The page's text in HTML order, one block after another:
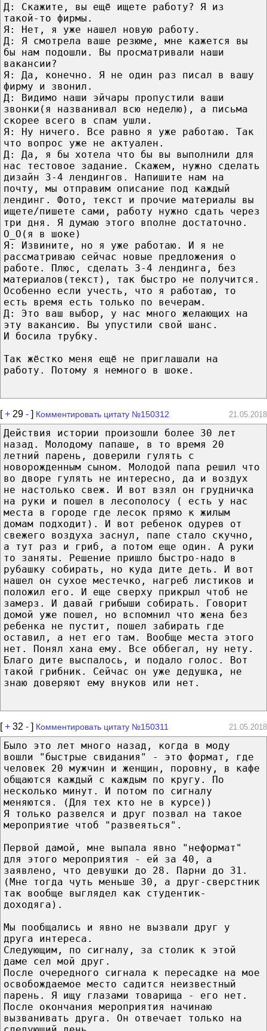
Д: Скажите, вы ещё ищете работу? Я из
такой-то фирмы.
Я: Нет, я уже нашел новую работу.
Д: Я смотрела ваше резюме, мне кажется вы
бы нам подошли. Вы просматривали наши
вакансии?
Я: Да, конечно. Я не один раз писал в вашу
фирму и звонил.
Д: Видимо наши эйчары пропустили ваши
звонки(я названивал всю неделю), а письма
скорее всего в спам ушли.
Я: Ну ничего. Все равно я уже работаю. Так
что вопрос уже не актуален.
Д: Да, я бы хотела что бы вы выполнили для
нас тестовое задание. Скажем, нужно сделать
дизайн 3-4 лендингов. Напишите нам на
почту, мы отправим описание под каждый
лендинг. Фото, текст и прочие материалы вы
ищете/пишете сами, работу нужно сдать через
три дня. Я думаю этого вполне достаточно.
О_О(я в шоке)
Я: Извините, но я уже работаю. И я не
рассматриваю сейчас новые предложения о
работе. Плюс, сделать 3-4 лендинга, без
материалов(текст), так быстро не получится.
Особенно если учесть, что я работаю, то
есть время есть только по вечерам.
Д: Это ваш выбор, у нас много желающих на
эту вакансию. Вы упустили свой шанс.
И босила трубку.
Так жёстко меня ещё не приглашали на
работу. Потому я немного в шоке.
[+ 29 - ] Комментировать цитату №150312 21.05.2018
Действия истории произошли более 30 лет
назад. Молодому папаше, в то время 20
летний парень, доверили гулять с
новорожденным сыном. Молодой папа решил что
во дворе гулять не интересно, да и воздух
не настолько свеж. И вот взял он грудничка
на руки и пошел в лесополосу ( есть у нас
места в городе где лесок прямо к жилым
домам подходит). И вот ребенок одурев от
свежего воздуха заснул, папе стало скучно,
а тут раз и гриб, а потом еще один. А руки
то заняты. Решение пришло быстро-надо в
рубашку собирать, но куда дите деть. И вот
нашел он сухое местечко, нагреб листиков и
положил его. И еще сверху прикрыл чтоб не
замерз. И давай грибыши собирать. Говорит
домой уже пошел, но вспомнил что жена без
ребенка не пустит, пошел забирать где
оставил, а нет его там. Вообще места этого
нет. Понял хана ему. Все оббегал, ну нету.
Благо дите выспалось, и подало голос. Вот
такой грибник. Сейчас он уже дедушка, не
знаю доверяют ему внуков или нет.
[+ 32 - ] Комментировать цитату №150311 21.05.2018
Было это лет много назад, когда в моду
вошли "быстрые свидания" - это формат, где
человек 20 мужчин и женщин, поровну, в кафе
общаются каждый с каждым по кругу. По
несколько минут. И потом по сигналу
меняются. (Для тех кто не в курсе))
Я только развелся и друг позвал на такое
мероприятие чтоб "развеяться".
Первой дамой, мне выпала явно "неформат"
для этого мероприятия - ей за 40, а
заявлено, что девушки до 28. Парни до 31.
(Мне тогда чуть меньше 30, а друг-сверстник
так вообще выглядел как студентик-
доходяга).
Мы пообщались и явно не вызвали друг у
друга интереса.
Следующим, по сигналу, за столик к этой
даме сел мой друг.
После очередного сигнала к пересадке на мое
освобождаемое место садится неизвестный
парень. Я ищу глазами товарища - его нет.
После окончания мероприятия начинаю
вызванивать друга. Он отвечает только на